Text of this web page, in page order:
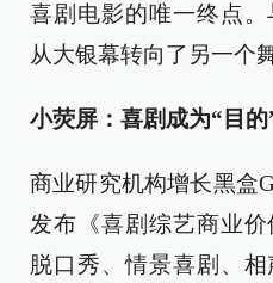
喜剧电影的唯一终点
从大银幕转向了另一个
小荧屏：喜剧成为“目的
商业研究机构增长黑盒
发布《喜剧综艺商业
脱口秀、情景喜剧、